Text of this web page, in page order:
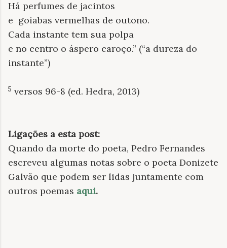
Há perfumes de jacintos
e goiabas vermelhas de outono.
Cada instante tem sua polpa
e no centro o áspero caroço.” (“a dureza do
instante”)
5 versos 96-8 (ed. Hedra, 2013)
Ligações a esta post:
Quando da morte do poeta, Pedro Fernandes
escreveu algumas notas sobre o poeta Donizete
Galvão que podem ser lidas juntamente com
outros poemas aqui.